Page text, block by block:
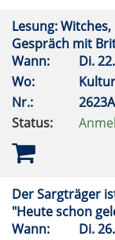
Lesung:
Gespräch mit
Wann:
Di.
Wo:
Nr.:
Status:
Der Sargträger
"Heute schon
Wann:
Di.